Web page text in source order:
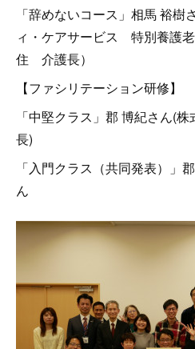
「辞めないコース」相馬 裕樹
ィ・ケアサービス 特別養護
住 介護長）
【ファシリテーション研修】
「中堅クラス」郡 博紀さん(
長)
「入門クラス（共同発表）」
ん